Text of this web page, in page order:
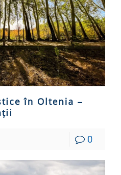
în Oltenia –
0